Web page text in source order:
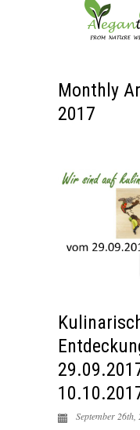
Monthly
2017
September 26th,